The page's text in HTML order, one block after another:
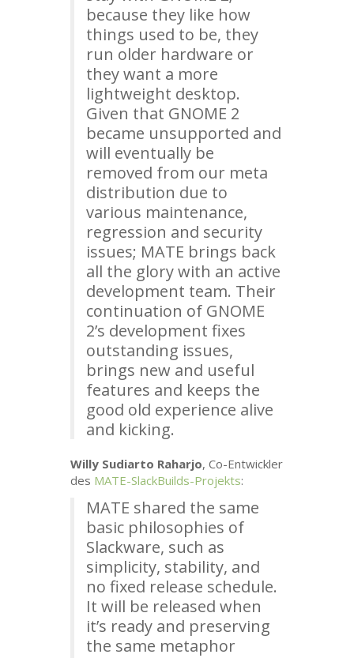
because they like how
things used to be, they
run older hardware or
they want a more
lightweight desktop.
Given that GNOME 2
became unsupported and
will eventually be
removed from our meta
distribution due to
various maintenance,
regression and security
issues; MATE brings back
all the glory with an active
development team. Their
continuation of GNOME
2’s development fixes
outstanding issues,
brings new and useful
features and keeps the
good old experience alive
and kicking.
Willy Sudiarto Raharjo, Co-Entwickler
des MATE-SlackBuilds-Projekts:
MATE shared the same
basic philosophies of
Slackware, such as
simplicity, stability, and
no fixed release schedule.
It will be released when
it’s ready and preserving
the same metaphor